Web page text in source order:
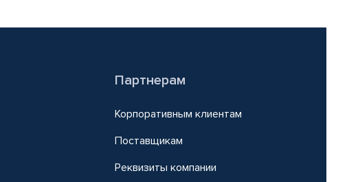
Партнерам
Корпоративным клиентам
Поставщикам
Реквизиты компании